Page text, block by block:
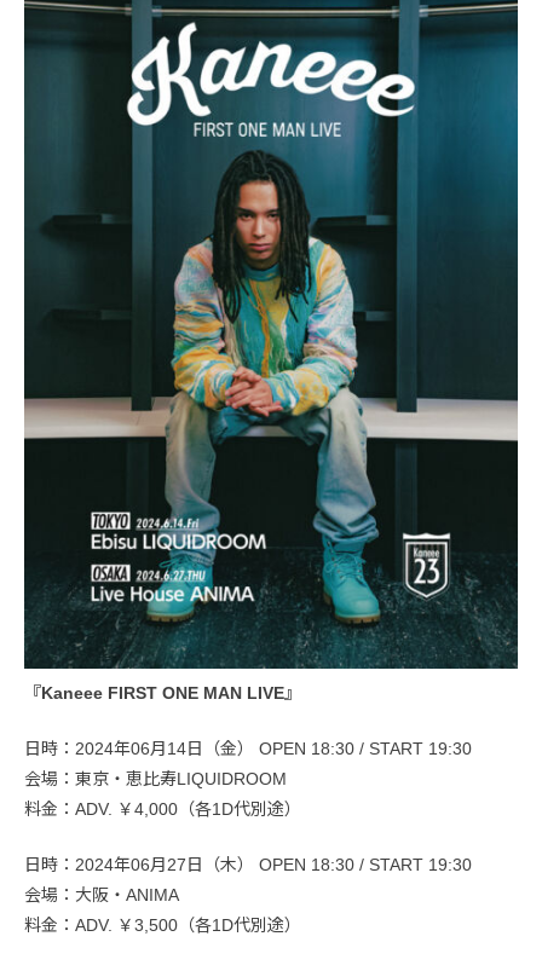
『Kaneee FIRST ONE MAN LIVE』
日時：2024年06月14日（金） OPEN 18:30 / START 19:30
会場：東京・恵比寿LIQUIDROOM
料金：ADV. ￥4,000（各1D代別途）
日時：2024年06月27日（木） OPEN 18:30 / START 19:30
会場：大阪・ANIMA
料金：ADV. ￥3,500（各1D代別途）